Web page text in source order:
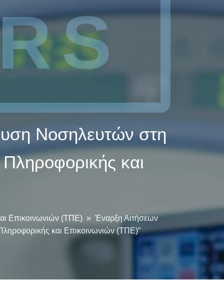
Νοσηλευτών στη
και
Επικοινωνιών (ΤΠΕ) » Έναρξη Αιτήσεων
και Επικοινωνιών (ΤΠΕ)”